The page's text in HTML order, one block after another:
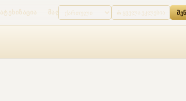
ᲛᲐᲦᲐᲖᲘᲐ ᲨᲔᲡᲕᲚᲐ ⛪ ყველა ეკლესია